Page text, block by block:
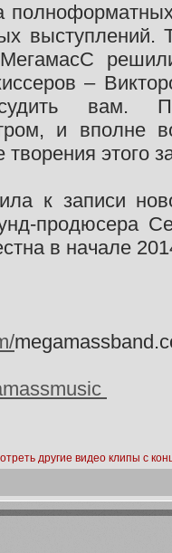
–
вам.
и вполне
этого
к записи
продюсера
в начале
другие видео клипы с